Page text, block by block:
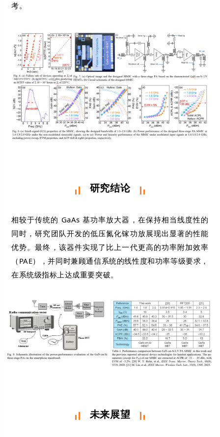
考。
研究结论
相较于传统的 GaAs 基功率放大器，在保持相当线度性的
同时，研究团队开发的低压氮化镓功放展现出显著的性能
优势。最终，该器件实现了比上一代更高的功率附加效率
（PAE），并同时兼顾通信系统的线性度和功率等级要求，
在系统级指标上达成重要突破。
未来展望